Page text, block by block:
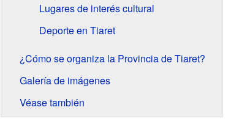
Lugares de interés cultural
Deporte en Tiaret
¿Cómo se organiza la Provincia de Tiaret?
Galería de imágenes
Véase también